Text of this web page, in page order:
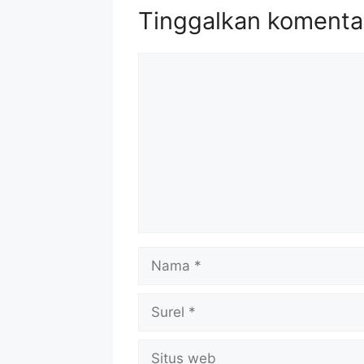
Tinggalkan